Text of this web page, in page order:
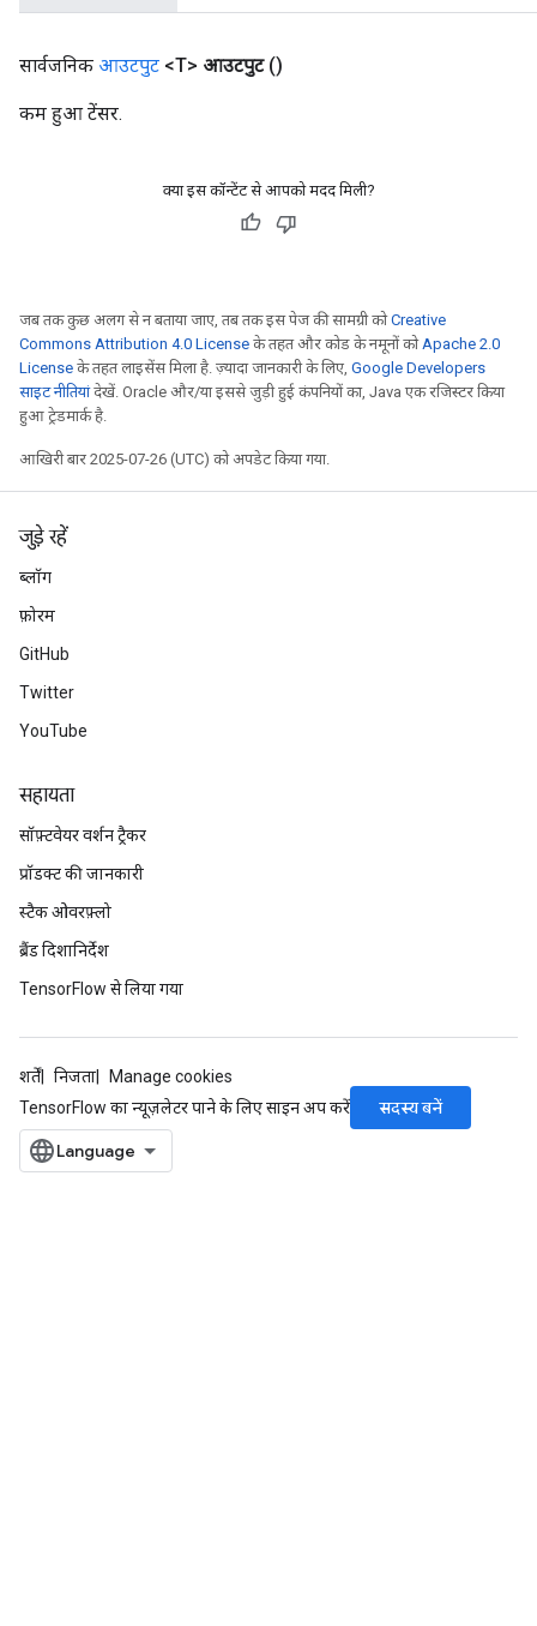
सार्वजनिक आउटपुट <T> आउटपुट ()
कम हुआ टेंसर.
क्या इस कॉन्टेंट से आपको मदद मिली?
जब तक कुछ अलग से न बताया जाए, तब तक इस पेज की सामग्री कोCreative
Commons Attribution 4.0 License के तहत और कोड के नमूनों कोApache 2.0
License के तहत लाइसेंस मिला है. ज़्यादा जानकारी के लिए, Google Developers
साइट नीतियांदेखें. Oracle और/या इससे जुड़ी हुई कंपनियों का, Java एक रजिस्टर किया
हुआ ट्रेडमार्क है.
आखिरी बार 2025-07-26 (UTC) को अपडेट किया गया.
जुड़े रहें
ब्लॉग
फ़ोरम
GitHub
Twitter
YouTube
सहायता
सॉफ़्टवेयर वर्शन ट्रैकर
प्रॉडक्ट की जानकारी
स्टैक ओवरफ़्लो
ब्रैंड दिशानिर्देश
TensorFlow से लिया गया
शर्तें निजता
Manage cookies
TensorFlow का न्यूज़लेटर पाने के लिए साइन अप करें
सदस्य बनें